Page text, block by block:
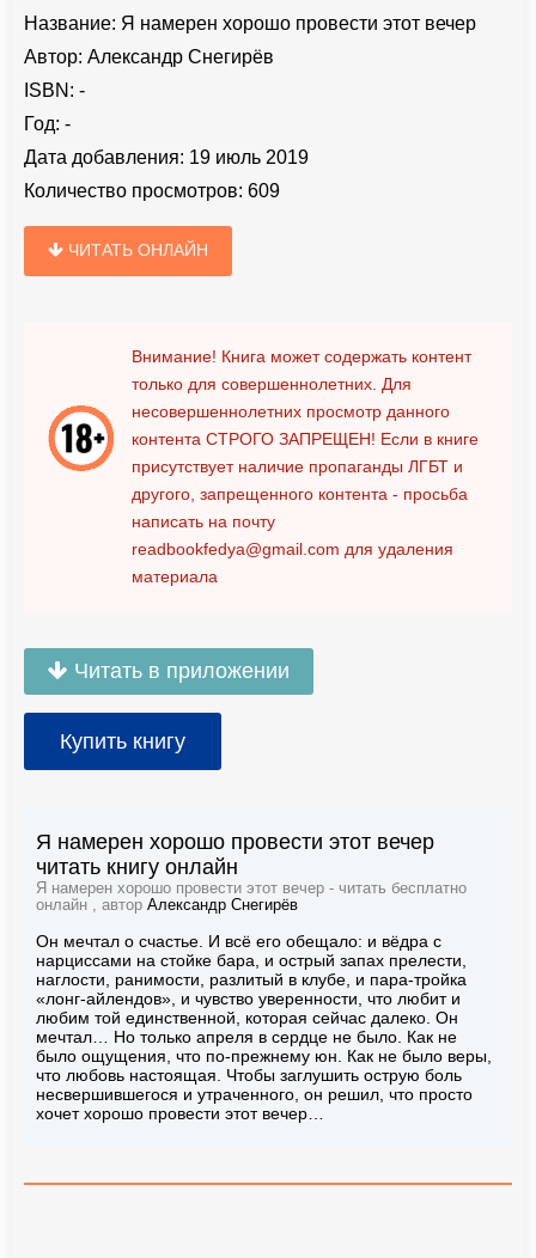
Название: Я намерен хорошо провести этот вечер
Автор: Александр Снегирёв
ISBN: -
Год: -
Дата добавления: 19 июль 2019
Количество просмотров: 609
ЧИТАТЬ ОНЛАЙН
Внимание! Книга может содержать контент
только для совершеннолетних. Для
несовершеннолетних просмотр данного
контента СТРОГО ЗАПРЕЩЕН! Если в книге
присутствует наличие пропаганды ЛГБТ и
другого, запрещенного контента - просьба
написать на почту
readbookfedya@gmail.com для удаления
материала
Читать в приложении
Купить книгу
Я намерен хорошо провести этот вечер
читать книгу онлайн
Я намерен хорошо провести этот вечер - читать бесплатно
онлайн , автор Александр Снегирёв
Он мечтал о счастье. И всё его обещало: и вёдра с
нарциссами на стойке бара, и острый запах прелести,
наглости, ранимости, разлитый в клубе, и пара-тройка
«лонг-айлендов», и чувство уверенности, что любит и
любим той единственной, которая сейчас далеко. Он
мечтал… Но только апреля в сердце не было. Как не
было ощущения, что по-прежнему юн. Как не было веры,
что любовь настоящая. Чтобы заглушить острую боль
несвершившегося и утраченного, он решил, что просто
хочет хорошо провести этот вечер…